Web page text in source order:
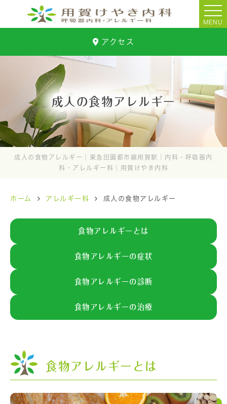
MENU
アクセス
成人の食物アレルギー
成人の食物アレルギー｜東急田園都市線用賀駅｜内科・呼吸器内
科・アレルギー科｜用賀けやき内科
ホーム アレルギー科 成人の食物アレルギー
食物アレルギーとは
食物アレルギーの症状
食物アレルギーの診断
食物アレルギーの治療
食物アレルギーとは